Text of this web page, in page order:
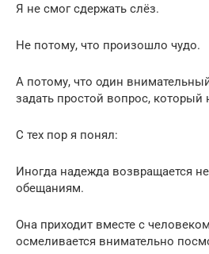
Я не смог сдержать слёз.
Не потому, что произошло чудо.
А потому, что один
задать простой вопрос, который
С тех пор я понял:
Иногда надежда возвращается
обещаниям.
Она приходит вместе с
осмеливается внимательно